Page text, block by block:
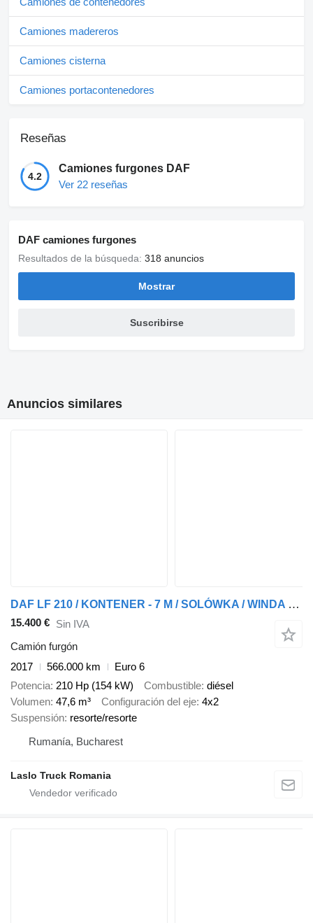
Camiones madereros
Camiones cisterna
Camiones portacontenedores
Reseñas
4.2
Camiones furgones DAF
Ver 22 reseñas
DAF camiones furgones
Resultados de la búsqueda: 318 anuncios
Mostrar
Suscribirse
Anuncios similares
DAF LF 210 / KONTENER - 7 M / SOLÓWKA / WINDA DHOLLANDIA / EURO 6
15.400 € Sin IVA
Camión furgón
2017
566.000 km
Euro 6
Potencia 210 Hp (154 kW) Combustible diésel
Volumen 47,6 m³ Configuración del eje 4x2
Suspensión resorte/resorte
Rumanía, Bucharest
Laslo Truck Romania